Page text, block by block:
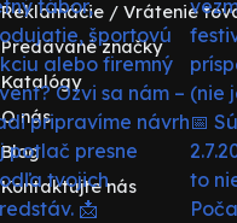
Reklamácie / Vrátenie
Predávané značky
Katalógy
O nás
Blog
Kontaktujte nás